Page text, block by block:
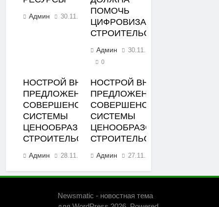
Админ 30.11.2023
ПОМОЧЬ
ЦИФРОВИЗАЦИЯ
СТРОИТЕЛЬСТВА
Админ 30.11.2023
0
НОСТРОЙ ВНЕС
ПРЕДЛОЖЕНИЯ ПО
СОВЕРШЕНСТВОВАНИЮ
СИСТЕМЫ
ЦЕНООБРАЗОВАНИЯ В
СТРОИТЕЛЬСТВЕ
Админ 28.11.2023 0
НОСТРОЙ ВНЕС
ПРЕДЛОЖЕНИЯ ПО
СОВЕРШЕНСТВОВАНИЮ
СИСТЕМЫ
ЦЕНООБРАЗОВАНИЯ В
СТРОИТЕЛЬСТВЕ
Админ 27.11.2023
Newsmatic - новостная тема